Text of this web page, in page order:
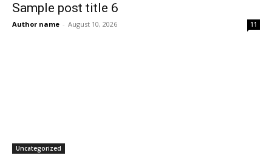
Sample post title 6
Author name - August 10, 2026 11
Uncategorized